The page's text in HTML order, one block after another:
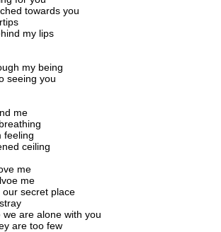
towards you
my lips
my being
seeing you
me
feeling
ceiling
me
me
secret place
are alone with you
are too few